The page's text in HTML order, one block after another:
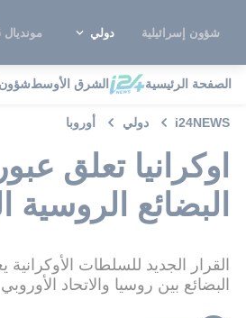
شؤون إسرائيلية دولي مونديال 2026
الصفحة الرئيسية الشرق الأوسطشؤون
i24NEWS دولي أوروبا
اوكرانيا تعلق
البضائع الروسية
القرار الجديد للسلطات الأوكرانية
البضائع بين روسيا والاتحاد الأوروبي